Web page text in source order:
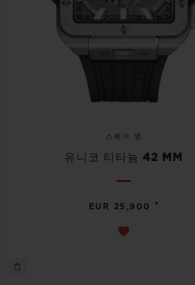
스퀘어 뱅
유니코 티타늄 42 MM
EUR 25,900 •